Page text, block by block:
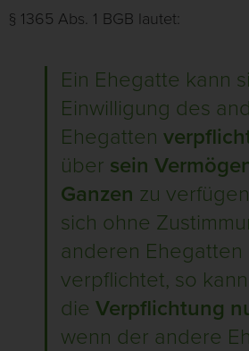
§ 1365 Abs. 1 BGB lautet:
Ein Ehegatte kann
Einwilligung des
Ehegatten
über sein
Ganzen zu
sich ohne
anderen Ehegatten
verpflichtet, so
die Verpflichtung
wenn der andere